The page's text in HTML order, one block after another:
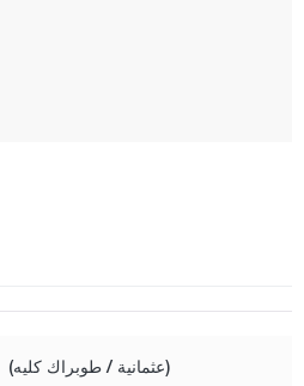
(عثمانية / طوبراك كليه)